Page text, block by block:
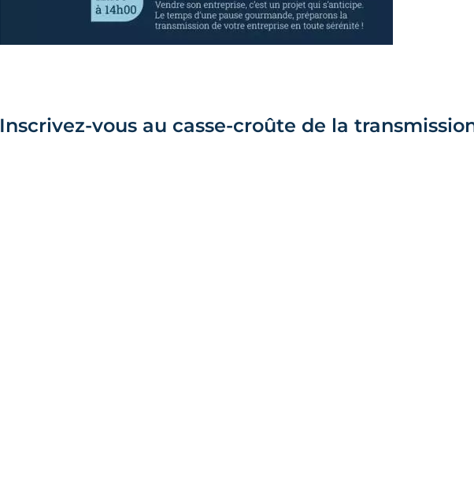
Inscrivez-vous au casse-croûte de la